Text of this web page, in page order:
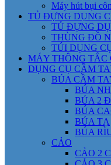
Máy hút bụi
TỦ ĐỰNG DỤNG
TỦ ĐỰNG
THÙNG ĐỒ
TÚI DỤNG
MÁY THÔNG TẮC
DỤNG CỤ CẦM
BÚA CẦM
BÚA
BÚA 2
BÚA
BÚA TẠ
BÚA
CẢO
CẢO 2